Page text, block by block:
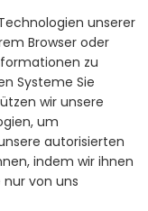
unserer
Browser oder
zu
Systeme Sie
wir unsere
um
autorisierten
indem wir ihnen
von uns